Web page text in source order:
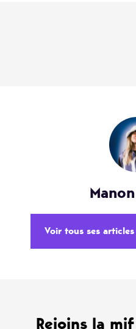
Voir tous ses articles
Rejoins la mif